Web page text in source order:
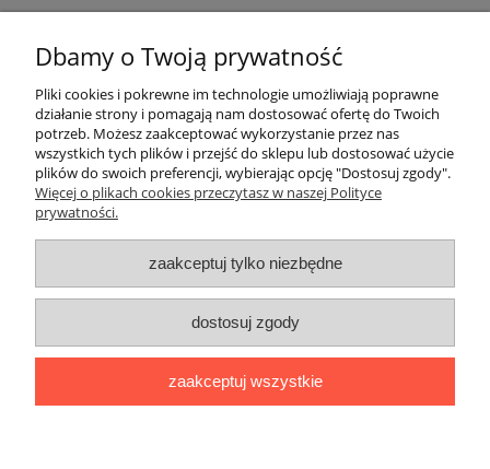
Płatności i dostawa
Informacje
O nas
Witosz i Spółka
44-203 Rybnik ul. Brzezińska 50c
telefon:511760570
Facebook
Dbamy o Twoją prywatność
Pliki cookies i pokrewne im technologie umożliwiają poprawne
działanie strony i pomagają nam dostosować ofertę do Twoich
potrzeb. Możesz zaakceptować wykorzystanie przez nas
wszystkich tych plików i przejść do sklepu lub dostosować użycie
plików do swoich preferencji, wybierając opcję "Dostosuj zgody".
Więcej o plikach cookies przeczytasz w naszej Polityce
prywatności.
zaakceptuj tylko niezbędne
dostosuj zgody
zaakceptuj wszystkie